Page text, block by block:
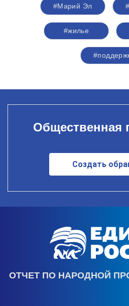
#Марий Эл
#жилье
Общественная
Создать
ОТЧЕТ ПО НАРОДНОЙ